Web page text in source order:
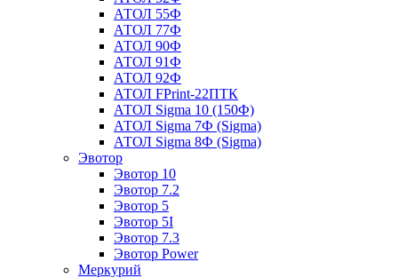
АТОЛ 55Ф
АТОЛ 77Ф
АТОЛ 90Ф
АТОЛ 91Ф
АТОЛ 92Ф
АТОЛ FPrint-22ПТК
АТОЛ Sigma 10 (150Ф)
АТОЛ Sigma 7Ф (Sigma)
АТОЛ Sigma 8Ф (Sigma)
Эвотор
Эвотор 10
Эвотор 7.2
Эвотор 5
Эвотор 5I
Эвотор 7.3
Эвотор Power
Меркурий